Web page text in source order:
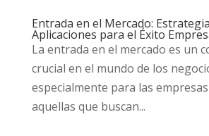
Entrada en el Mercado:
Aplicaciones para el Éxito
La entrada en el mercado es un
crucial en el mundo de los
especialmente para las
aquellas que buscan...